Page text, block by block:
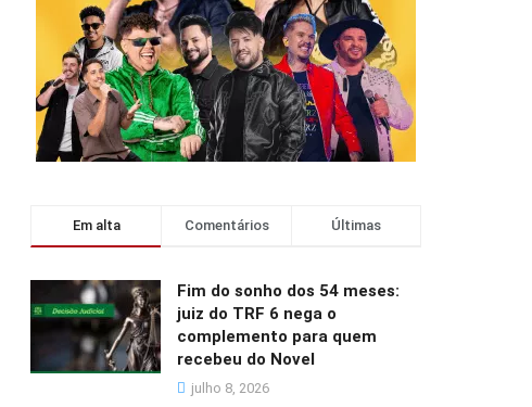
Em alta Comentários Últimas
Fim do sonho dos 54 meses:
juiz do TRF 6 nega o
complemento para quem
recebeu do Novel
julho 8, 2026